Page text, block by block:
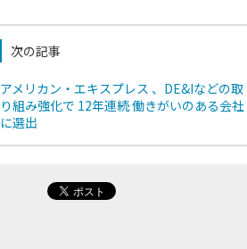
次の記事
アメリカン・エキスプレス 、DE&Iなどの取
り組み強化で 12年連続 働きがいのある会社
に選出